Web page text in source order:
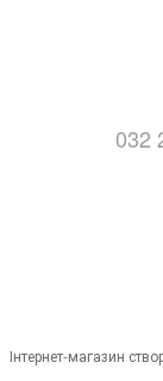
032
Інтернет-магазин